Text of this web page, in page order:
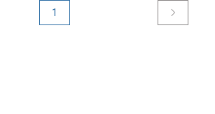
1